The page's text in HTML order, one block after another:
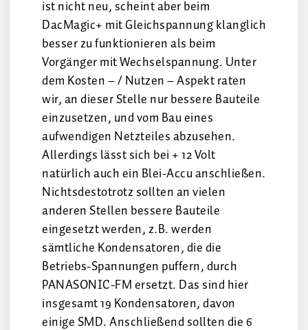
ist nicht neu, scheint aber beim
DacMagic+ mit Gleichspannung klanglich
besser zu funktionieren als beim
Vorgänger mit Wechselspannung. Unter
dem Kosten – / Nutzen – Aspekt raten
wir, an dieser Stelle nur bessere Bauteile
einzusetzen, und vom Bau eines
aufwendigen Netzteiles abzusehen.
Allerdings lässt sich bei + 12 Volt
natürlich auch ein Blei-Accu anschließen.
Nichtsdestotrotz sollten an vielen
anderen Stellen bessere Bauteile
eingesetzt werden, z.B. werden
sämtliche Kondensatoren, die die
Betriebs-Spannungen puffern, durch
PANASONIC-FM ersetzt. Das sind hier
insgesamt 19 Kondensatoren, davon
einige SMD. Anschließend sollten die 6